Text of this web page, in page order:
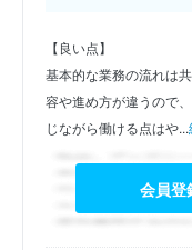
【良い点】
基本的な業務の流れは
容や進め方が違うので
じながら働ける点はや...
会員登